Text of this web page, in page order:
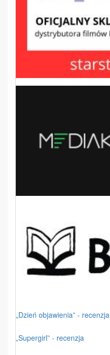
„Dzień objawienia” - recenzja
„Supergirl” - recenzja